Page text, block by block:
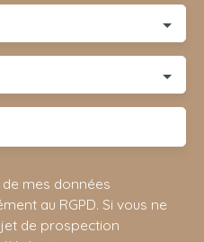
mes données
au RGPD. Si vous ne
de prospection